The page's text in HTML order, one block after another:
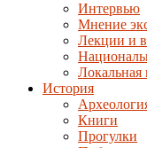
Интервью
Мнение
Лекции и
Локальная
История
Книги
Прогулки